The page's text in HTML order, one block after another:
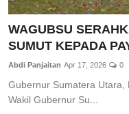
WAGUBSU
SUMUT KEPADA
Abdi Panjaitan Apr 17, 2026 0
Gubernur Sumatera Utara,
Wakil Gubernur Su...